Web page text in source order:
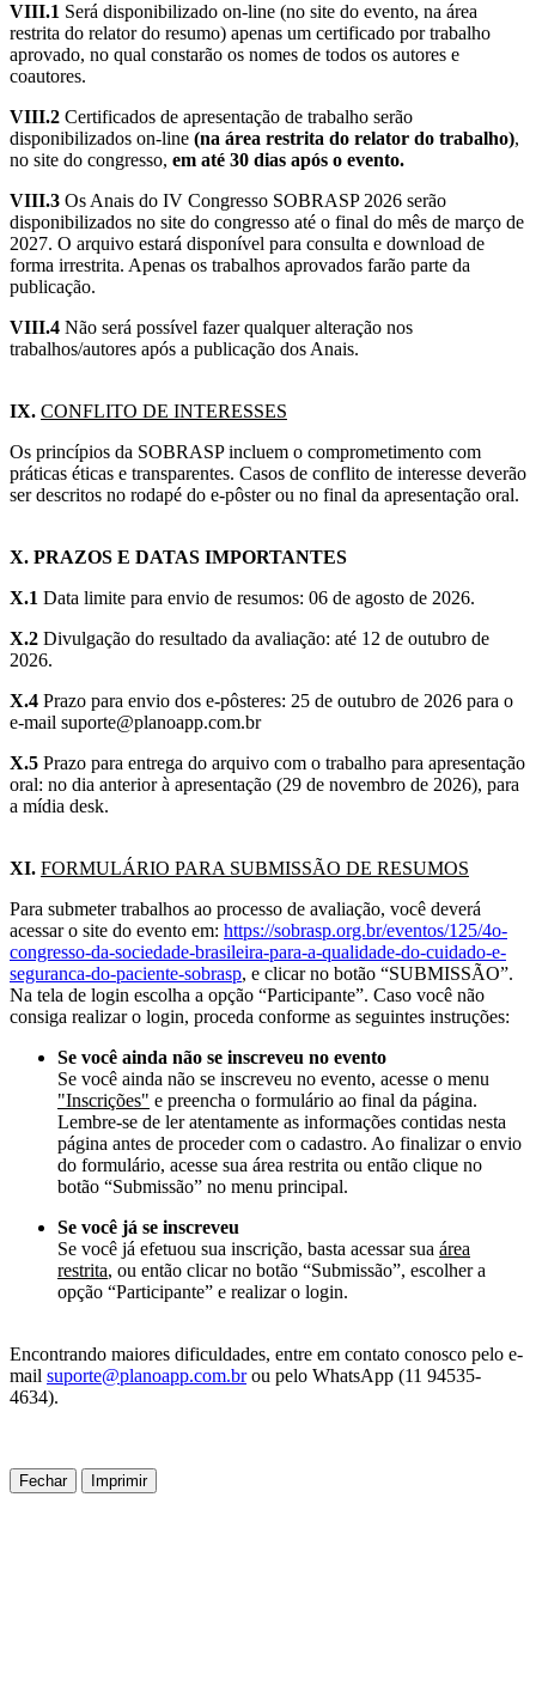
VIII.1 Será disponibilizado on-line (no site do evento, na área
restrita do relator do resumo) apenas um certificado por trabalho
aprovado, no qual constarão os nomes de todos os autores e
coautores.
VIII.2 Certificados de apresentação de trabalho serão
disponibilizados on-line (na área restrita do relator do trabalho),
no site do congresso, em até 30 dias após o evento.
VIII.3 Os Anais do IV Congresso SOBRASP 2026 serão
disponibilizados no site do congresso até o final do mês de março de
2027. O arquivo estará disponível para consulta e download de
forma irrestrita. Apenas os trabalhos aprovados farão parte da
publicação.
VIII.4 Não será possível fazer qualquer alteração nos
trabalhos/autores após a publicação dos Anais.
IX. CONFLITO DE INTERESSES
Os princípios da SOBRASP incluem o comprometimento com
práticas éticas e transparentes. Casos de conflito de interesse deverão
ser descritos no rodapé do e-pôster ou no final da apresentação oral.
X. PRAZOS E DATAS IMPORTANTES
X.1 Data limite para envio de resumos: 06 de agosto de 2026.
X.2 Divulgação do resultado da avaliação: até 12 de outubro de
2026.
X.4 Prazo para envio dos e-pôsteres: 25 de outubro de 2026 para o
e-mail suporte@planoapp.com.br
X.5 Prazo para entrega do arquivo com o trabalho para apresentação
oral: no dia anterior à apresentação (29 de novembro de 2026), para
a mídia desk.
XI. FORMULÁRIO PARA SUBMISSÃO DE RESUMOS
Para submeter trabalhos ao processo de avaliação, você deverá
acessar o site do evento em: https://sobrasp.org.br/eventos/125/4o-
congresso-da-sociedade-brasileira-para-a-qualidade-do-cuidado-e-
seguranca-do-paciente-sobrasp, e clicar no botão “SUBMISSÃO”.
Na tela de login escolha a opção “Participante”. Caso você não
consiga realizar o login, proceda conforme as seguintes instruções:
Se você ainda não se inscreveu no evento
Se você ainda não se inscreveu no evento, acesse o menu
"Inscrições" e preencha o formulário ao final da página.
Lembre-se de ler atentamente as informações contidas nesta
página antes de proceder com o cadastro. Ao finalizar o envio
do formulário, acesse sua área restrita ou então clique no
botão “Submissão” no menu principal.
Se você já se inscreveu
Se você já efetuou sua inscrição, basta acessar sua área
restrita, ou então clicar no botão “Submissão”, escolher a
opção “Participante” e realizar o login.
Encontrando maiores dificuldades, entre em contato conosco pelo e-
mail suporte@planoapp.com.brou pelo WhatsApp (11 94535-
4634).
Fechar